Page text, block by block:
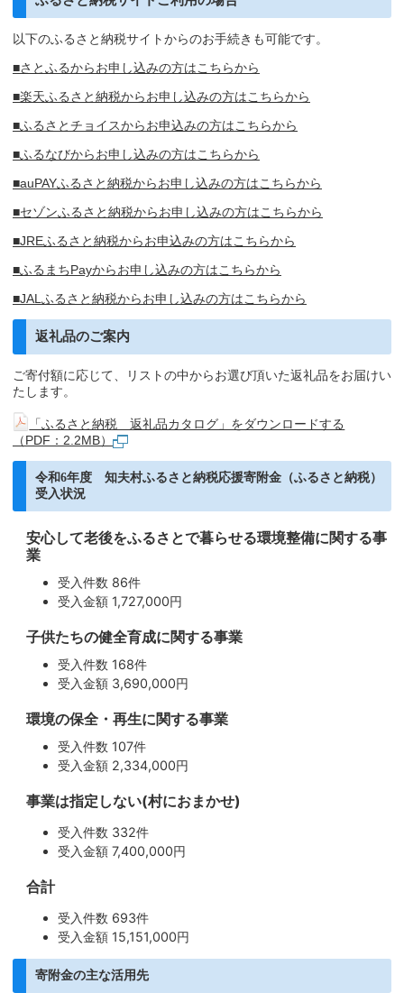
以下のふるさと納税サイトからのお手続きも可能です。
■さとふるからお申し込みの方はこちらから
■楽天ふるさと納税からお申し込みの方はこちらから
■ふるさとチョイスからお申込みの方はこちらから
■ふるなびからお申し込みの方はこちらから
■auPAYふるさと納税からお申し込みの方はこちらから
■セゾンふるさと納税からお申し込みの方はこちらから
■JREふるさと納税からお申込みの方はこちらから
■ふるまちPayからお申し込みの方はこちらから
■JALふるさと納税からお申し込みの方はこちらから
返礼品のご案内
ご寄付額に応じて、リストの中からお選び頂いた返礼品をお届けい
たします。
「ふるさと納税 返礼品カタログ」をダウンロードする
（PDF：2.2MB）
令和6年度 知夫村ふるさと納税応援寄附金（ふるさと納税）
受入状況
安心して老後をふるさとで暮らせる環境整備に関する事
業
受入件数 86件
受入金額 1,727,000円
子供たちの健全育成に関する事業
受入件数 168件
受入金額 3,690,000円
環境の保全・再生に関する事業
受入件数 107件
受入金額 2,334,000円
事業は指定しない(村におまかせ)
受入件数 332件
受入金額 7,400,000円
合計
受入件数 693件
受入金額 15,151,000円
寄附金の主な活用先